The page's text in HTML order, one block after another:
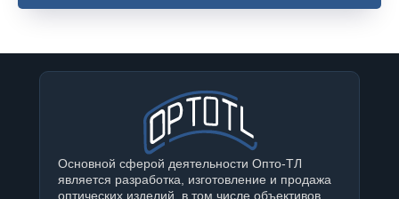
Основной сферой деятельности Опто-ТЛ
является разработка, изготовление и продажа
оптических изделий, в том числе объективов